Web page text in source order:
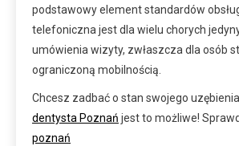
podstawowy element standardów
telefoniczna jest dla wielu chorych
umówienia wizyty, zwłaszcza dla osób
ograniczoną mobilnością.
Chcesz zadbać o stan swojego
dentysta Poznań jest to możliwe!
poznań